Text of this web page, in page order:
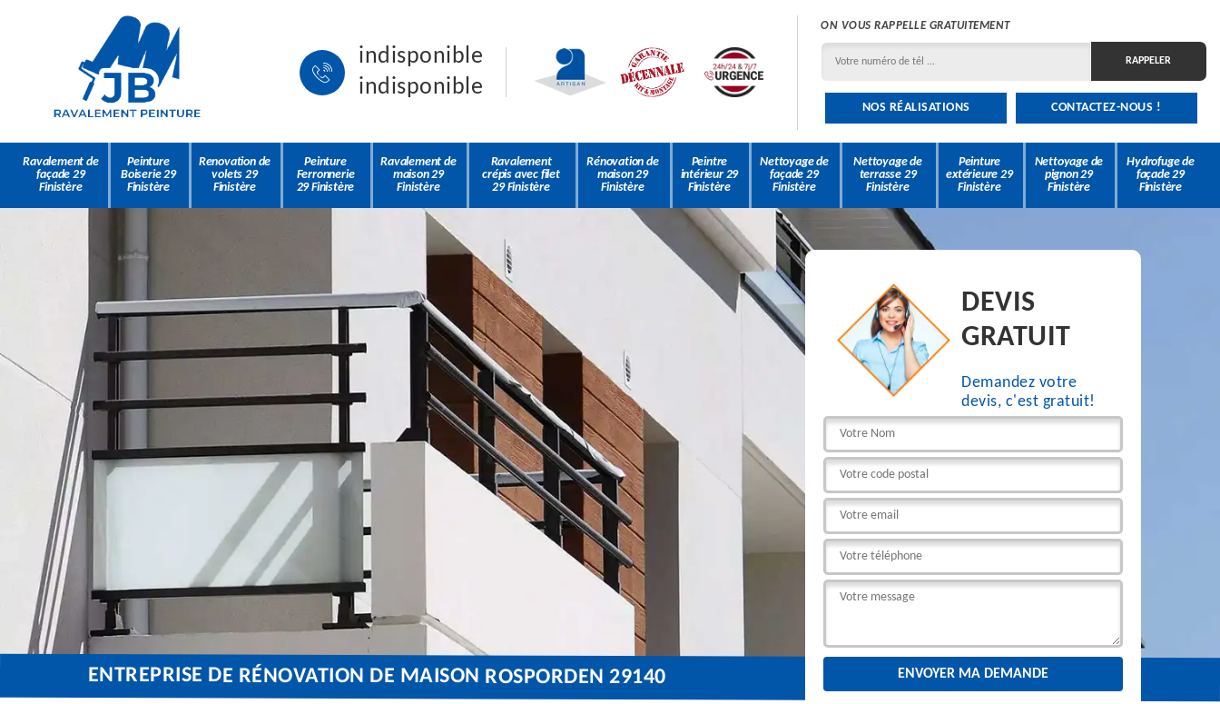
indisponible
indisponible
ON VOUS RAPPELLE GRATUITEMENT
NOS RÉALISATIONS CONTACTEZ-NOUS !
Ravalement de
façade 29
Finistère
Peinture
Boiserie 29
Finistère
Renovation de
volets 29
Finistère
Peinture
Ferronnerie
29 Finistère
Ravalement de
maison 29
Finistère
Ravalement
crépis avec filet
29 Finistère
Rénovation de
maison 29
Finistère
Peintre
intérieur 29
Finistère
Nettoyage de
façade 29
Finistère
Nettoyage de
terrasse 29
Finistère
Peinture
extérieure 29
Finistère
Nettoyage de
pignon 29
Finistère
Hydrofuge de
façade 29
Finistère
DEVIS
GRATUIT
Demandez votre
devis, c'est gratuit!
ENTREPRISE DE RÉNOVATION DE MAISON ROSPORDEN 29140